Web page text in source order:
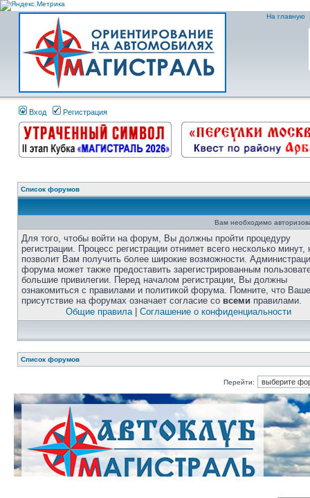
На главную
Вход Регистрация
Список форумов
Вам необходимо
Для того, чтобы войти на форум, Вы должны пройти процедуру
регистрации. Процесс регистрации отнимет всего несколько минут,
позволит Вам получить более широкие возможности.
форума может также предоставить зарегистрированным
большие привилегии. Перед началом регистрации, Вы должны
ознакомиться с правилами и политикой форума. Помните, что Ваше
присутствие на форумах означает согласие со всеми правилами.
Общие правила| Соглашение о конфиденциальности
Список форумов
Перейти: